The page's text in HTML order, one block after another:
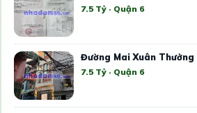
7.5 Tỷ · Quận 6
Đường Mai Xuân Thưởng
7.5 Tỷ · Quận 6